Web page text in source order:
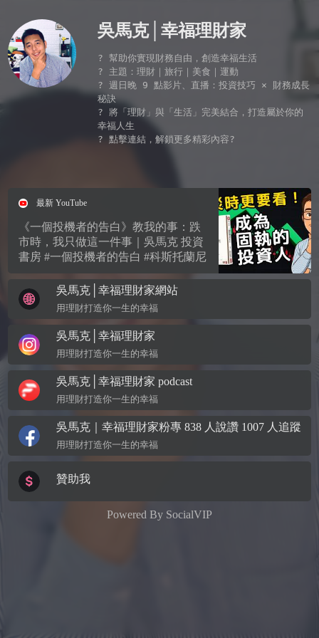
吳馬克│幸福理財家
? 幫助你實現財務自由，創造幸福生活
? 主題：理財｜旅行｜美食｜運動
? 週日晚 9 點影片、直播：投資技巧 × 財務成長
秘訣
? 將「理財」與「生活」完美結合，打造屬於你的
幸福人生
? 點擊連結，解鎖更多精彩內容?
最新 YouTube
《一個投機者的告白》教我的事：跌
市時，我只做這一件事｜吳馬克 投資
書房 #一個投機者的告白 #科斯托蘭尼
吳馬克│幸福理財家網站
用理財打造你一生的幸福
吳馬克│幸福理財家
用理財打造你一生的幸福
吳馬克│幸福理財家 podcast
用理財打造你一生的幸福
吳馬克｜幸福理財家粉專 838 人說讚 1007 人追蹤
用理財打造你一生的幸福
贊助我
Powered By SocialVIP